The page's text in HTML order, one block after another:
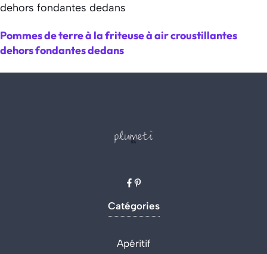
Pommes de terre à la friteuse à air croustillantes
dehors fondantes dedans
Catégories
Apéritif